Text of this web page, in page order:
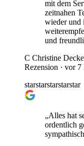
mit dem
zeitnahen
wieder und
und
C Christine
Rezension · vor 7
starstarstarstarstar
„Alles hat
ordentlich